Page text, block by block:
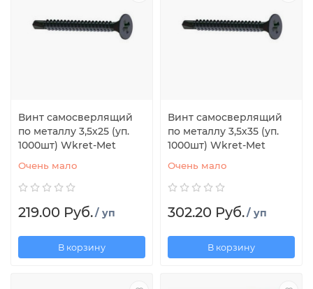
Винт самосверлящий
по металлу 3,5х25 (уп.
1000шт) Wkret-Met
Очень мало
219.00 Руб./ уп
В корзину
Винт самосверлящий
по металлу 3,5х35 (уп.
1000шт) Wkret-Met
Очень мало
302.20 Руб./ уп
В корзину